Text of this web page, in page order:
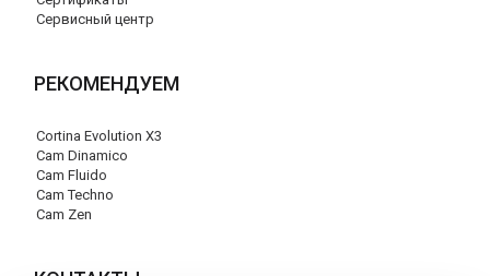
Сервисный центр
РЕКОМЕНДУЕМ
Cortina Evolution X3
Cam Dinamico
Cam Fluido
Cam Techno
Cam Zen